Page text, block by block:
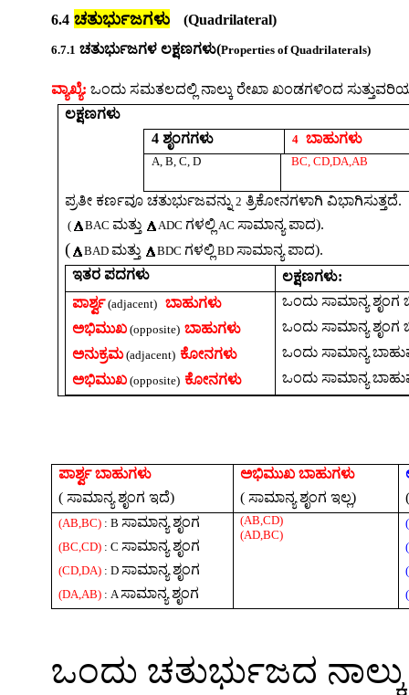
6.4 ಚತುರ್ಭುಜಗಳು (Quadrilateral)
6.7.1 ಚತುರ್ಭುಜಗಳ ಲಕ್ಷಣಗಳು(Properties of Quadrilaterals)
ವ್ಯಾಖ್ಯೆ: ಒಂದು ಸಮತಲದಲ್ಲಿ ನಾಲ್ಕು ರೇಖಾ ಖಂಡಗಳಿಂದ
ಲಕ್ಷಣಗಳು
4 ಶೃಂಗಗಳು 4 ಬಾಹುಗಳು
A, B, C, D BC, CD,DA,AB
ಪ್ರತೀ ಕರ್ಣವೂ ಚತುರ್ಭುಜವನ್ನು 2 ತ್ರಿಕೋನಗಳಾಗಿ ವಿಭಾಗಿಸುತ್ತದೆ.
( BACಮತ್ತು ADC ಗಳಲ್ಲಿ ACಸಾಮಾನ್ಯ ಪಾದ).
( BADಮತ್ತು BDC ಗಳಲ್ಲಿ BDಸಾಮಾನ್ಯ ಪಾದ).
ಇತರ ಪದಗಳು ಲಕ್ಷಣಗಳು:
ಪಾರ್ಶ್ವ(adjacent) ಬಾಹುಗಳು ಒಂದು ಸಾಮಾನ್ಯ ಶೃಂಗ
ಅಭಿಮುಖ (opposite) ಬಾಹುಗಳು ಒಂದು ಸಾಮಾನ್ಯ ಶೃಂಗ
ಅನುಕ್ರಮ (adjacent) ಕೋನಗಳು ಒಂದು ಸಾಮಾನ್ಯ
ಅಭಿಮುಖ (opposite) ಕೋನಗಳು ಒಂದು ಸಾಮಾನ್ಯ
ಪಾರ್ಶ್ವ ಬಾಹುಗಳು
(ಸಾಮಾನ್ಯ ಶೃಂಗ ಇದೆ)
ಅಭಿಮುಖ ಬಾಹುಗಳು
(ಸಾಮಾನ್ಯ ಶೃಂಗ ಇಲ್ಲ)
(AB,BC) : Bಸಾಮಾನ್ಯ ಶೃಂಗ
(BC,CD) : Cಸಾಮಾನ್ಯ ಶೃಂಗ
(CD,DA) : Dಸಾಮಾನ್ಯ ಶೃಂಗ
(DA,AB) : Aಸಾಮಾನ್ಯ ಶೃಂಗ
(AB,CD)
(AD,BC)
(
(
(
(
ಒಂದು ಚತುರ್ಭುಜದ ನಾಲ್ಕು